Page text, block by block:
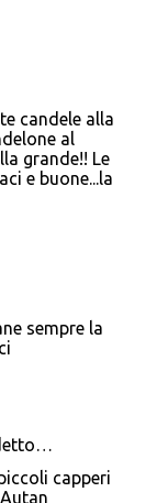
candele alla
al
grande!! Le
e buone...la
sempre la
capperi